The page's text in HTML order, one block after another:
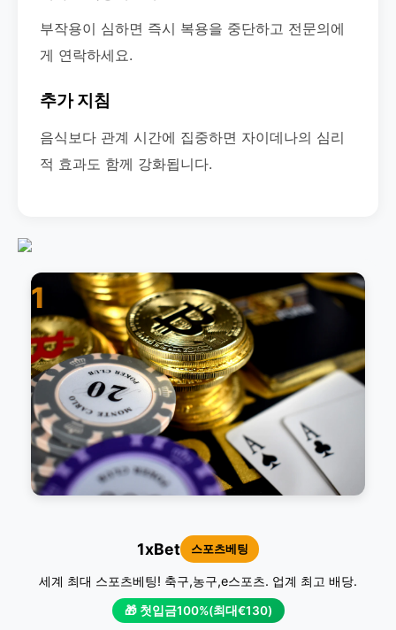
부작용이 심하면 즉시 복용을 중단하고 전문의에
게 연락하세요.
추가 지침
음식보다 관계 시간에 집중하면 자이데나의 심리
적 효과도 함께 강화됩니다.
1
1xBet 스포츠베팅
세계 최대 스포츠베팅! 축구,농구,e스포츠. 업계 최고 배당.
🎁 첫입금100%(최대€130)